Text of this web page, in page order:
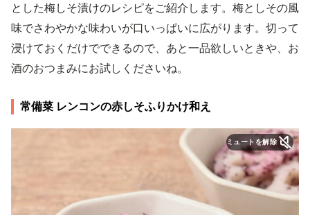
とした梅しそ漬けのレシピをご紹介します。梅としその風
味でさわやかな味わいが口いっぱいに広がります。切って
浸けておくだけでできるので、あと一品欲しいときや、お
酒のおつまみにお試しくださいね。
常備菜 レンコンの赤しそふりかけ和え
ミュートを解除